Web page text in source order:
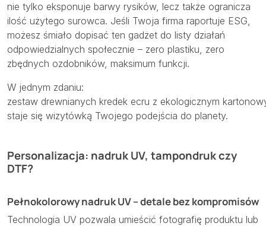
nie tylko eksponuje barwy rysików, lecz także ogranicza
ilość użytego surowca. Jeśli Twoja firma raportuje ESG,
możesz śmiało dopisać ten gadżet do listy działań
odpowiedzialnych społecznie – zero plastiku, zero
zbędnych ozdobników, maksimum funkcji.
W jednym zdaniu:
zestaw drewnianych kredek ecru z ekologicznym
staje się wizytówką Twojego podejścia do planety.
Personalizacja: nadruk UV, tampondruk czy
DTF?
Pełnokolorowy nadruk UV – detale bez kompromisów
Technologia UV pozwala umieścić fotografię produktu lub